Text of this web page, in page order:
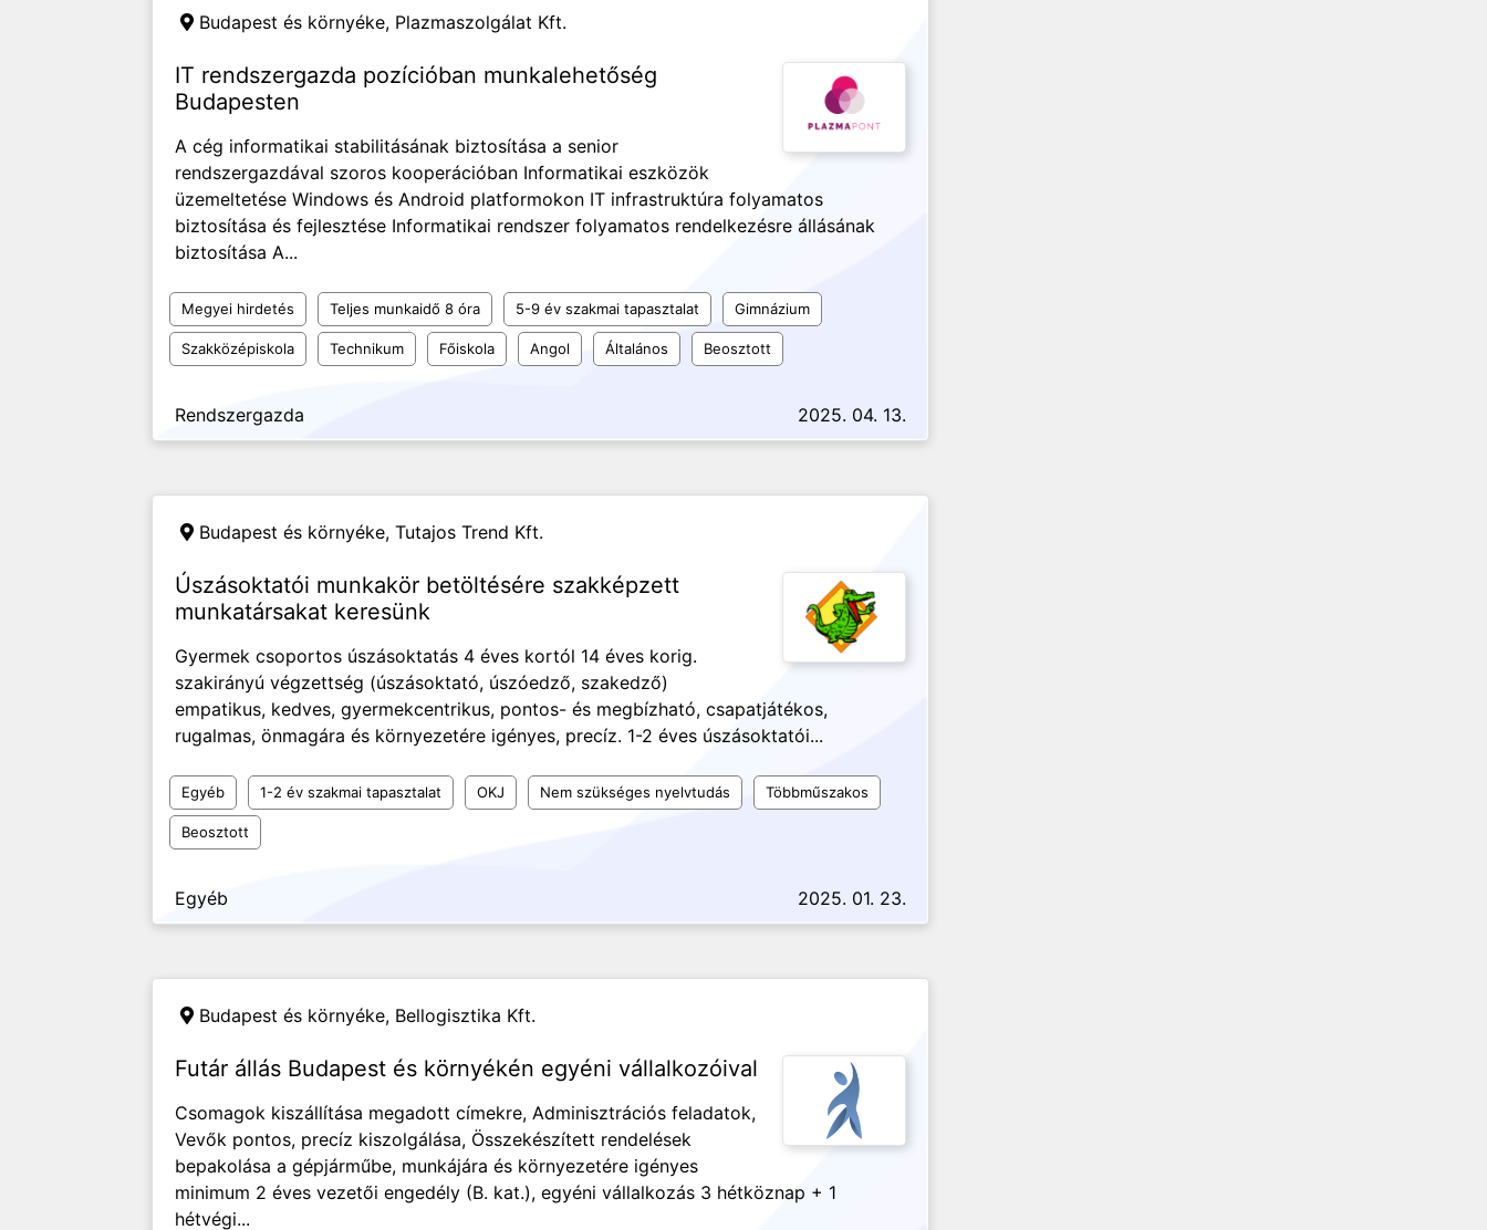
Budapest és környéke, Plazmaszolgálat Kft.
IT rendszergazda pozícióban munkalehetőség
Budapesten
A cég informatikai stabilitásának biztosítása a senior
rendszergazdával szoros kooperációban Informatikai eszközök
üzemeltetése Windows és Android platformokon IT infrastruktúra folyamatos
biztosítása és fejlesztése Informatikai rendszer folyamatos rendelkezésre állásának
biztosítása A...
Megyei hirdetés Teljes munkaidő 8 óra 5-9 év szakmai tapasztalat Gimnázium
Szakközépiskola Technikum Főiskola Angol Általános Beosztott
Rendszergazda 2025. 04. 13.
Budapest és környéke, Tutajos Trend Kft.
Úszásoktatói munkakör betöltésére szakképzett
munkatársakat keresünk
Gyermek csoportos úszásoktatás 4 éves kortól 14 éves korig.
szakirányú végzettség (úszásoktató, úszóedző, szakedző)
empatikus, kedves, gyermekcentrikus, pontos- és megbízható, csapatjátékos,
rugalmas, önmagára és környezetére igényes, precíz. 1-2 éves úszásoktatói...
Egyéb 1-2 év szakmai tapasztalat OKJ Nem szükséges nyelvtudás Többműszakos
Beosztott
Egyéb 2025. 01. 23.
Budapest és környéke, Bellogisztika Kft.
Futár állás Budapest és környékén egyéni vállalkozóival
Csomagok kiszállítása megadott címekre, Adminisztrációs feladatok,
Vevők pontos, precíz kiszolgálása, Összekészített rendelések
bepakolása a gépjárműbe, munkájára és környezetére igényes
minimum 2 éves vezetői engedély (B. kat.), egyéni vállalkozás 3 hétköznap + 1
hétvégi...